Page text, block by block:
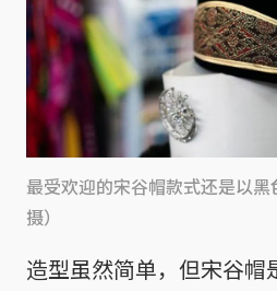
最受欢迎的宋谷帽款式还是以
摄）
造型虽然简单，但宋谷帽